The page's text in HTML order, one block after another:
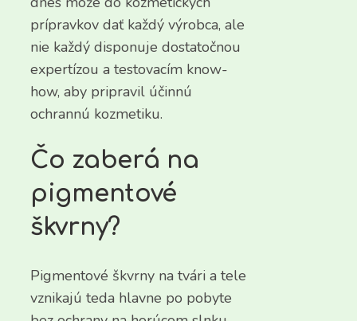
prípravkov dať každý výrobca, ale
nie každý disponuje dostatočnou
expertízou a testovacím know-
how, aby pripravil účinnú
ochrannú kozmetiku.
Čo zaberá na
pigmentové
škvrny?
Pigmentové škvrny na tvári a tele
vznikajú teda hlavne po pobyte